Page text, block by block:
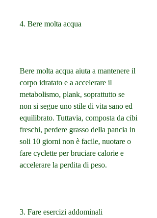
4. Bere molta acqua
Bere molta acqua aiuta a mantenere il
corpo idratato e a accelerare il
metabolismo, plank, soprattutto se
non si segue uno stile di vita sano ed
equilibrato. Tuttavia, composta da cibi
freschi, perdere grasso della pancia in
soli 10 giorni non è facile, nuotare o
fare cyclette per bruciare calorie e
accelerare la perdita di peso.
3. Fare esercizi addominali